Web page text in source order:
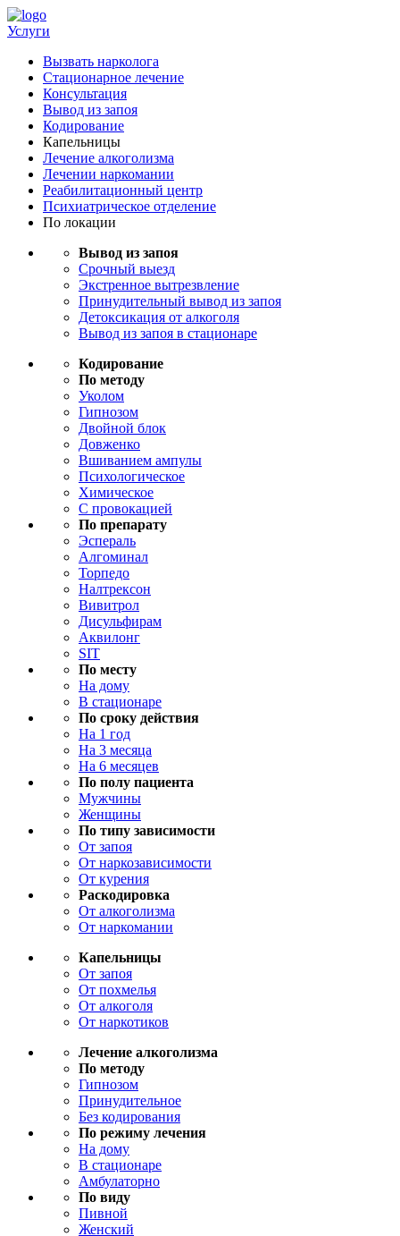
Услуги
Вызвать нарколога
Стационарное лечение
Консультация
Вывод из запоя
Кодирование
Капельницы
Лечение алкоголизма
Лечении наркомании
Реабилитационный центр
Психиатрическое отделение
По локации
Вывод из запоя
Срочный выезд
Экстренное вытрезвление
Принудительный вывод из запоя
Детоксикация от алкоголя
Вывод из запоя в стационаре
Кодирование
По методу
Уколом
Гипнозом
Двойной блок
Довженко
Вшиванием ампулы
Психологическое
Химическое
С провокацией
По препарату
Эспераль
Алгоминал
Торпедо
Налтрексон
Вивитрол
Дисульфирам
Аквилонг
SIT
По месту
На дому
В стационаре
По сроку действия
На 1 год
На 3 месяца
На 6 месяцев
По полу пациента
Мужчины
Женщины
По типу зависимости
От запоя
От наркозависимости
От курения
Раскодировка
От алкоголизма
От наркомании
Капельницы
От запоя
От похмелья
От алкоголя
От наркотиков
Лечение алкоголизма
По методу
Гипнозом
Принудительное
Без кодирования
По режиму лечения
На дому
В стационаре
Амбулаторно
По виду
Пивной
Женский